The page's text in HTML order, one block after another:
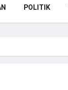
POLITIK